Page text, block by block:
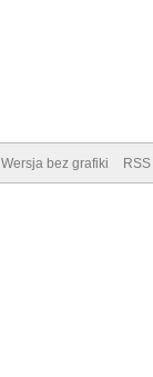
Wersja bez grafiki RSS